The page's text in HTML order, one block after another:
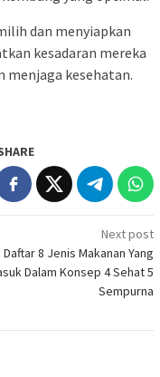
dan menyiapkan
kesadaran mereka
menjaga kesehatan.
Next post
Daftar 8 Jenis Makanan Yang
Dalam Konsep 4 Sehat 5
Sempurna